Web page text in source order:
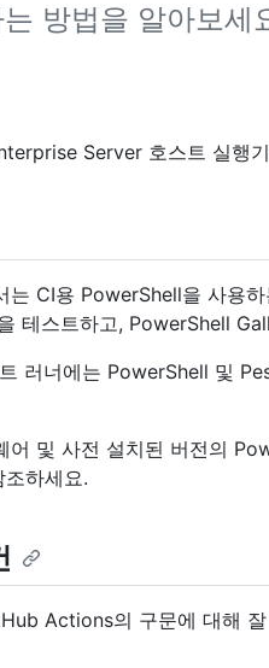
방법을 알아보세
Server 호스트 실행
는 CI용 PowerShell을 사용
테스트하고, PowerShell
러너에는 PowerShell 및
어 및 사전 설치된 버전의
하세요.
Actions의 구문에 대해